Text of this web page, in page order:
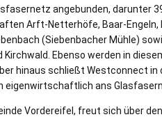
angebunden, darunter
Arft-Netterhöfe, Baar-Engeln,
(Siebenbacher Mühle)
Ebenso werden in
hinaus schließt Westconnect in
eigenwirtschaftlich ans
Vordereifel, freut sich über